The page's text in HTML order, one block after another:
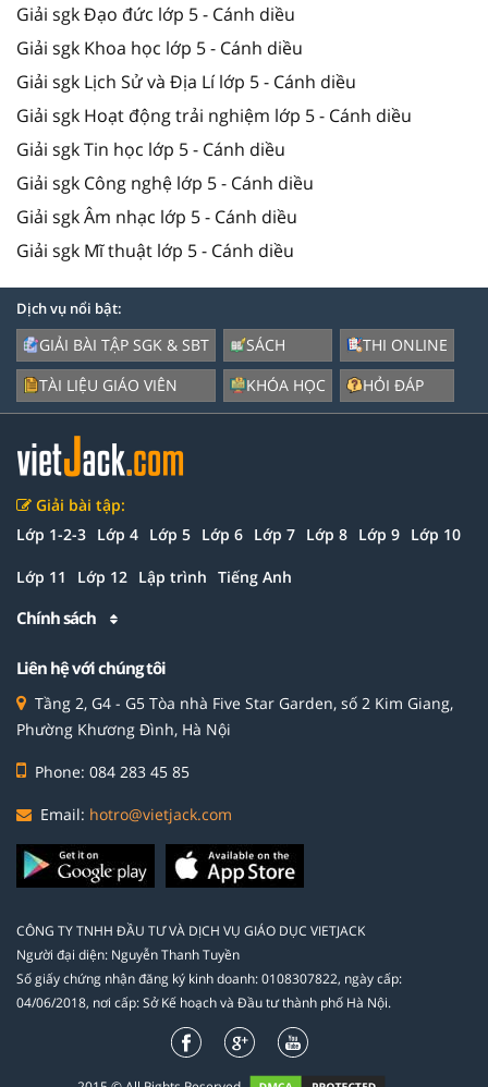
Giải sgk Đạo đức lớp 5 - Cánh diều
Giải sgk Khoa học lớp 5 - Cánh diều
Giải sgk Lịch Sử và Địa Lí lớp 5 - Cánh diều
Giải sgk Hoạt động trải nghiệm lớp 5 - Cánh diều
Giải sgk Tin học lớp 5 - Cánh diều
Giải sgk Công nghệ lớp 5 - Cánh diều
Giải sgk Âm nhạc lớp 5 - Cánh diều
Giải sgk Mĩ thuật lớp 5 - Cánh diều
Dịch vụ nổi bật:
GIẢI BÀI TẬP SGK & SBT
TÀI LIỆU GIÁO VIÊN
SÁCH
KHÓA HỌC
THI ONLINE
HỎI ĐÁP
Giải bài tập:
Lớp 1-2-3 Lớp 4 Lớp 5 Lớp 6 Lớp 7 Lớp 8 Lớp 9 Lớp 10
Lớp 11 Lớp 12 Lập trình Tiếng Anh
Chính sách
Liên hệ với chúng tôi
Tầng 2, G4 - G5 Tòa nhà Five Star Garden, số 2 Kim Giang,
Phường Khương Đình, Hà Nội
Phone: 084 283 45 85
Email: hotro@vietjack.com
CÔNG TY TNHH ĐẦU TƯ VÀ DỊCH VỤ GIÁO DỤC VIETJACK
Người đại diện: Nguyễn Thanh Tuyền
Số giấy chứng nhận đăng ký kinh doanh: 0108307822, ngày cấp:
04/06/2018, nơi cấp: Sở Kế hoạch và Đầu tư thành phố Hà Nội.